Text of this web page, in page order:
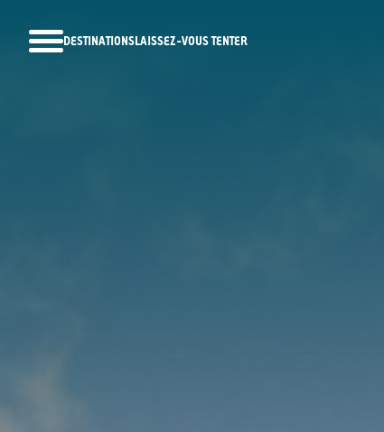
DESTINATIONSLAISSEZ-VOUS TENTER